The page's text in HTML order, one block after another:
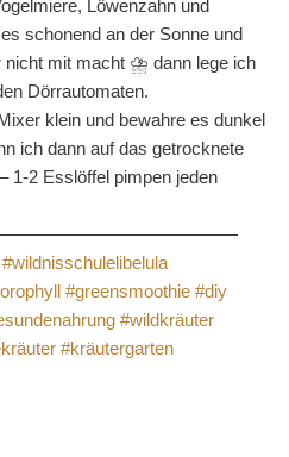
Löwenzahn und
schonend an der Sonne und
nicht mit macht ⛈ dann lege ich
Dörrautomaten.
klein und bewahre es dunkel
ich dann auf das getrocknete
1-2 Esslöffel pimpen jeden
#wildnisschulelibelula
#greensmoothie #diy
#wildkräuter
#kräutergarten